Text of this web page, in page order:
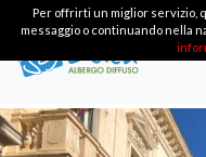
Per offrirti un miglior servizio,
messaggio o continuando nella